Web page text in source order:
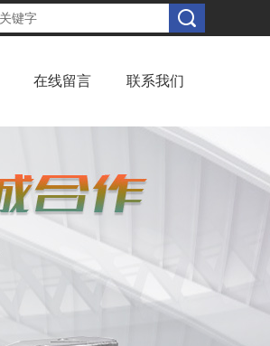
在线留言 联系我们